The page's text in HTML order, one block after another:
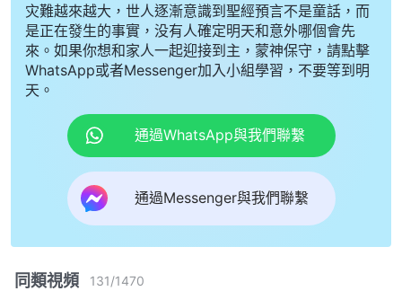
灾難越來越大，世人逐漸意識到聖經預言不是童話，而
是正在發生的事實，没有人確定明天和意外哪個會先
來。如果你想和家人一起迎接到主，蒙神保守，請點擊
WhatsApp或者Messenger加入小組學習，不要等到明
天。
通過WhatsApp與我們聯繫
通過Messenger與我們聯繫
同類視頻 131/1470